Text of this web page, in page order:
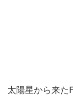
太陽星から来た